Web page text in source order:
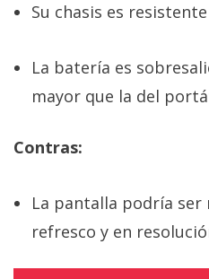
Su chasis es
La batería es
mayor que la del
Contras:
La pantalla podría ser
refresco y en